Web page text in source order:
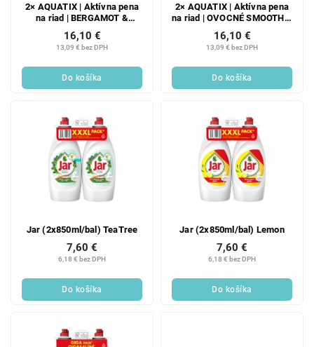
2× AQUATIX | Aktívna pena
na riad | BERGAMOT &
13,09 € bez DPH
16,10 €
Do košíka
2× AQUATIX | Aktívna pena
na riad | OVOCNÉ SMOOTHIE
13,09 € bez DPH
16,10 €
Do košíka
Jar (2x850ml/bal) TeaTree
6,18 € bez DPH
7,60 €
Do košíka
Jar (2x850ml/bal) Lemon
6,18 € bez DPH
7,60 €
Do košíka